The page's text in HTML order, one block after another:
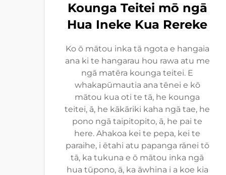
Kounga Teitei mō ngā
Hua Ineke Kua Rereke
Ko ō mātou inka tā ngota e hangaia
ana ki te hangarau hou rawa atu me
ngā matēra kounga teitei. E
whakapūmautia ana tēnei e kō
mātou kua oti te tā, he kounga
teitei, ā, he kākāriki kaha ngā tae, he
pono ngā taipitopito, ā, he pai te
here. Ahakoa kei te pepa, kei te
paraihe, i ētahi atu papanga rānei tō
tā, ka tukuna e ō mātou inka ngā
hua tūpono, ā, ka āwhina i a koe kia